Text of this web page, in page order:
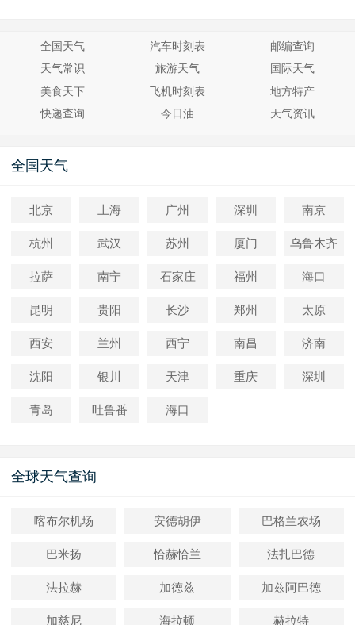
全国天气 汽车时刻表
邮编查询
天气常识
旅游天气
国际天气
美食天下
飞机时刻表
地方特产
快递查询
今日油 天气资讯
全国天气
北京 上海 广州 深圳 南京
杭州 武汉 苏州 厦门 乌鲁木齐
拉萨 南宁 石家庄 福州 海口
昆明 贵阳 长沙 郑州 太原
西安 兰州 西宁 南昌 济南
沈阳 银川 天津 重庆 深圳
青岛 吐鲁番 海口
全球天气查询
喀布尔机场 安德胡伊 巴格兰农场
巴米扬 恰赫恰兰 法扎巴德
法拉赫 加德兹 加兹阿巴德
加慈尼 海拉顿 赫拉特